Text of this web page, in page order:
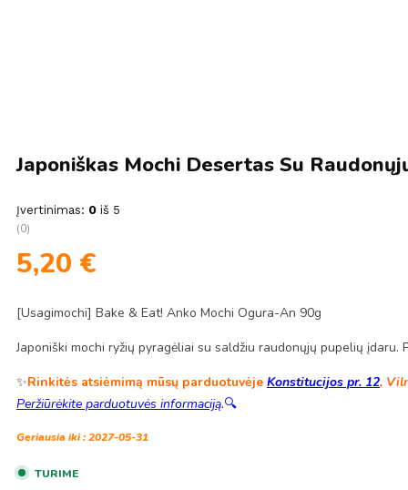
Japoniškas Mochi Desertas Su
Įvertinimas: 0 iš 5
(0)
5,20 €
[Usagimochi] Bake & Eat! Anko Mochi Ogura-An 90g
Japoniški mochi ryžių pyragėliai su saldžiu raudonųjų pupelių
✨Rinkitės atsiėmimą mūsų parduotuvėje Konstitucijos pr. 12,
Peržiūrėkite parduotuvės informaciją.🔍
Geriausia iki : 2027-05-31
TURIME